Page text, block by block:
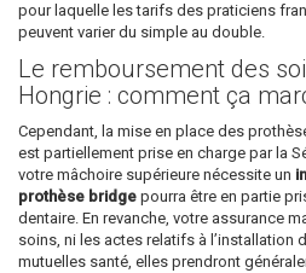
pour laquelle les tarifs des praticiens
peuvent varier du simple au double.
Le remboursement des
Hongrie : comment ça
Cependant, la mise en place des
est partiellement prise en charge par la
votre mâchoire supérieure nécessite un
prothèse bridge pourra être en partie
dentaire. En revanche, votre assurance
soins, ni les actes relatifs à l’installation
mutuelles santé, elles prendront